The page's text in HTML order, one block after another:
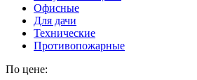
Офисные
Для дачи
Технические
Противопожарные
По цене: